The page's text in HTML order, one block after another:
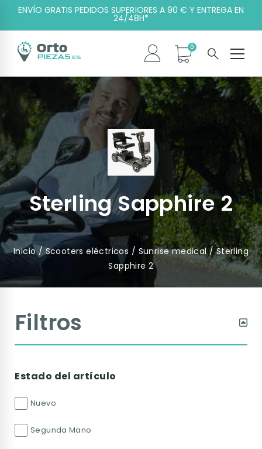
ENVÍO GRATIS PEDIDOS SUPERIORES A 90 € Y ENTREGA EN
24/48H*
Sterling Sapphire 2
Inicio/Scooters eléctricos / Sunrise medical/ Sterling
Sapphire 2
Filtros
Estado del artículo
Nuevo
Segunda Mano